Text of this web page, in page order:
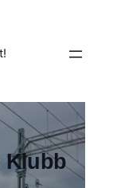
Klubb